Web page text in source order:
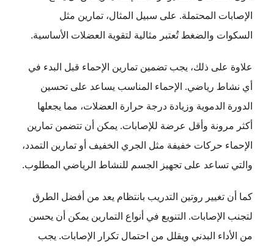
الإصابات المحتملة. على سبيل المثال، تمارين مثل
السكوات والضغط تُعتبر مثالية لتقوية العضلات الأساسية.
علاوة على ذلك، يجب تضمين تمارين الإحماء قبل البدء في
أي نشاط رياضي. الإحماء المناسب يساعد على تحسين
الدورة الدموية وزيادة درجة حرارة العضلات، مما يجعلها
أكثر مرونة وأقل عرضة للإصابات. يمكن أن تتضمن تمارين
الإحماء حركات خفيفة مثل الجري الخفيف أو تمارين التمدد،
والتي تساعد على تجهيز الجسم للنشاط الرياضي المطلوب.
كما أن تغيير روتين التدريب بانتظام يعد من أفضل الطرق
لتجنب الإصابات. التنويع في أنواع التمارين يمكن أن يحسن
من الأداء البدني ويقلل من احتمال تكرار الإصابات. يجب